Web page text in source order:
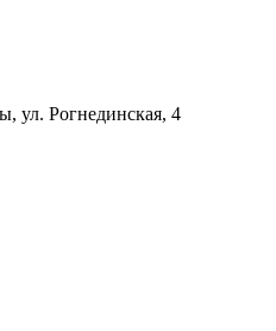
ул. Рогнединская, 4